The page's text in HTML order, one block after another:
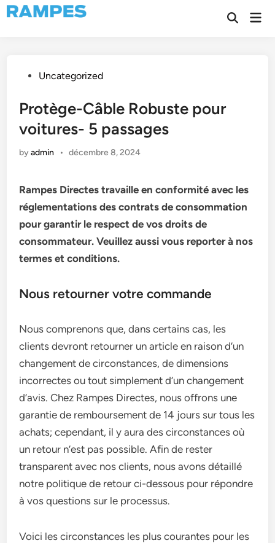
Skip
to
Open
PostedUncategorized
Protège-Câble Robuste pour
voitures- 5 passages
byadmin • décembre 8, 2024
Rampes Directes travaille en conformité avec les
réglementations des contrats de consommation
pour garantir le respect de vos droits de
consommateur. Veuillez aussi vous reporter à nos
termes et conditions.
Nous retourner votre commande
Nous comprenons que, dans certains cas, les
clients devront retourner un article en raison d’un
changement de circonstances, de dimensions
incorrectes ou tout simplement d’un changement
d’avis. Chez Rampes Directes, nous offrons une
garantie de remboursement de 14 jours sur tous les
achats; cependant, il y aura des circonstances où
un retour n’est pas possible. Afin de rester
transparent avec nos clients, nous avons détaillé
notre politique de retour ci-dessous pour répondre
à vos questions sur le processus.
Voici les circonstances les plus courantes pour les